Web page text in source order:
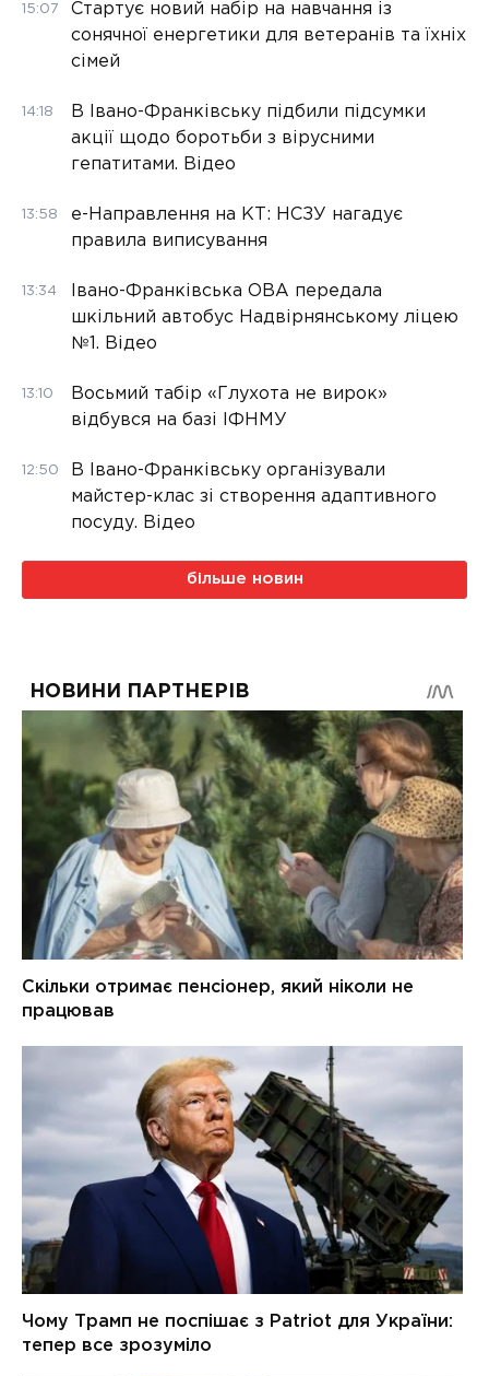
15:07
Стартує новий набір на навчання із
сонячної енергетики для ветеранів та їхніх
сімей
14:18
В Івано-Франківську підбили підсумки
акції щодо боротьби з вірусними
гепатитами. Відео
13:58
е-Направлення на КТ: НСЗУ нагадує
правила виписування
13:34
Івано-Франківська ОВА передала
шкільний автобус Надвірнянському ліцею
№1. Відео
13:10
Восьмий табір «Глухота не вирок»
відбувся на базі ІФНМУ
12:50
В Івано-Франківську організували
майстер-клас зі створення адаптивного
посуду. Відео
більше новин